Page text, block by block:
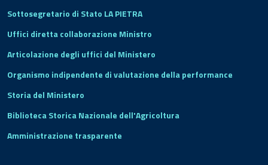
Sottosegretario di Stato LA PIETRA
Uffici diretta collaborazione Ministro
Articolazione degli uffici del Ministero
Organismo indipendente di valutazione della performance
Storia del Ministero
Biblioteca Storica Nazionale dell'Agricoltura
Amministrazione trasparente